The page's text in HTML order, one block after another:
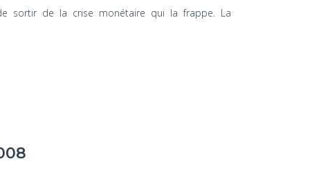
sortir de la crise monétaire qui la frappe. La